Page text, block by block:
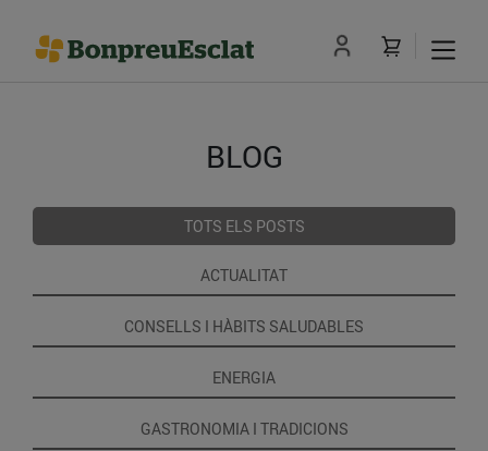
BLOG
TOTS ELS POSTS
ACTUALITAT
CONSELLS I HÀBITS SALUDABLES
ENERGIA
GASTRONOMIA I TRADICIONS